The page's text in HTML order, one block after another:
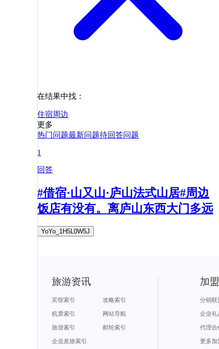
在结果中找：
住宿周边
更多
热门问题最新问题待回答问题
1
回答
#借宿·山又山·庐山法式山居#周边
饭店有没有。离庐山东西大门多远
YoYo_1H5L0W5J
旅游资讯
宾馆索引
攻略索引
机票索引
网站导航
旅游索引
邮轮索引
企业差旅索引
加
分销联
企业礼
代理合
更多加